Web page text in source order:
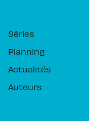
Séries
Planning
Actualités
Auteurs